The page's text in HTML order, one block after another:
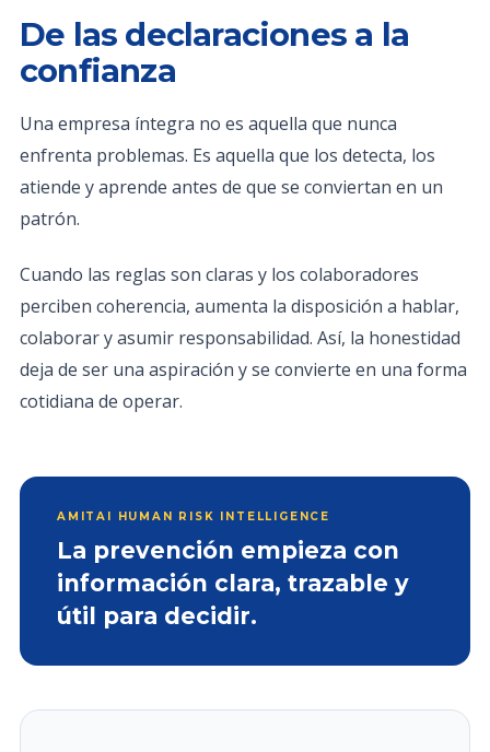
De las declaraciones a la
confianza
Una empresa íntegra no es aquella que nunca
enfrenta problemas. Es aquella que los detecta, los
atiende y aprende antes de que se conviertan en un
patrón.
Cuando las reglas son claras y los colaboradores
perciben coherencia, aumenta la disposición a hablar,
colaborar y asumir responsabilidad. Así, la honestidad
deja de ser una aspiración y se convierte en una forma
cotidiana de operar.
AMITAI HUMAN RISK INTELLIGENCE
La prevención empieza con
información clara, trazable y
útil para decidir.